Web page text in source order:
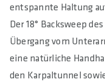
entspannte Haltung
Der 18° Backsweep
Übergang vom
eine natürliche
den Karpaltunnel